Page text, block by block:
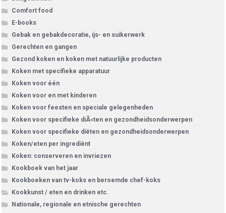
Comfort food
E-books
Gebak en gebakdecoratie, ijs- en suikerwerk
Gerechten en gangen
Gezond koken en koken met natuurlijke producten
Koken met specifieke apparatuur
Koken voor één
Koken voor en met kinderen
Koken voor feesten en speciale gelegenheden
Koken voor specifieke diÃ«ten en gezondheidsonderwerpen
Koken voor specifieke diëten en gezondheidsonderwerpen
Koken/eten per ingrediënt
Koken: conserveren en invriezen
Kookboek van het jaar
Kookboeken van tv-koks en beroemde chef-koks
Kookkunst / eten en drinken etc.
Nationale, regionale en etnische gerechten